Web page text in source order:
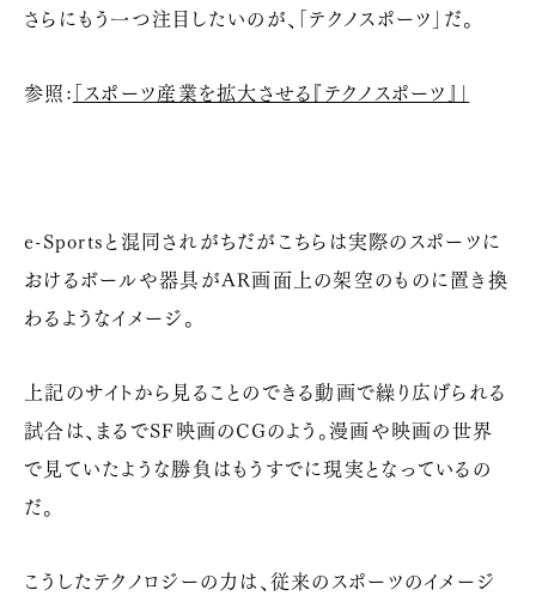
さらにもう一つ注目したいのが、「テクノスポーツ」だ。
参照: 「スポーツ産業を拡大させる『テクノスポーツ』」
e-Sportsと混同されがちだがこちらは実際のスポーツに
おけるボールや器具がAR画面上の架空のものに置き換
わるようなイメージ。
上記のサイトから見ることのできる動画で繰り広げられる
試合は、まるでSF映画のCGのよう。漫画や映画の世界
で見ていたような勝負はもうすでに現実となっているの
だ。
こうしたテクノロジーの力は、従来のスポーツのイメージ